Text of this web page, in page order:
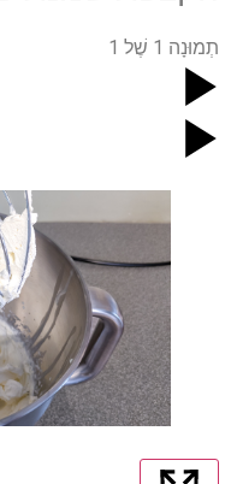
תְמוּנָה 1 שֶׁל 1